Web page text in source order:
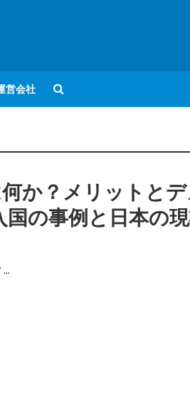
営会社
か？メリットとデ
国の事例と日本の